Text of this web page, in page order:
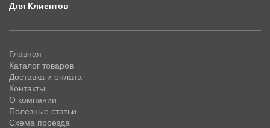
Для Клиентов
Главная
Каталог товаров
Доставка и оплата
Контакты
О компании
Полезные статьи
Схема проезда